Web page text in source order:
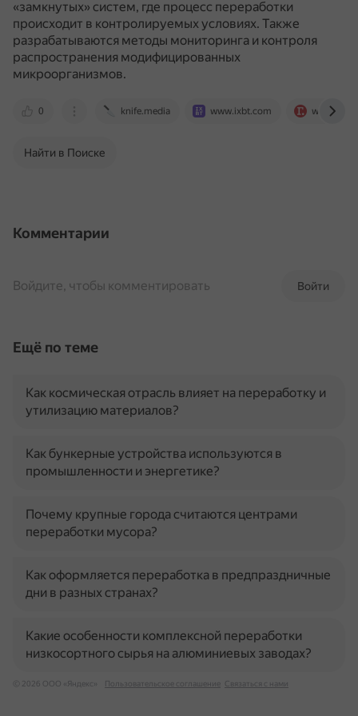
«замкнутых» систем, где процесс переработки
происходит в контролируемых условиях. Также
разрабатываются методы мониторинга и контроля
распространения модифицированных
микроорганизмов.
0 knife.media www.ixbt.com
Найти в Поиске
Комментарии
Войти
Войдите, чтобы комментировать
Ещё по теме
Как космическая отрасль влияет на переработку и
утилизацию материалов?
Как бункерные устройства используются в
промышленности и энергетике?
Почему крупные города считаются центрами
переработки мусора?
Как оформляется переработка в предпраздничные
дни в разных странах?
Какие особенности комплексной переработки
низкосортного сырья на алюминиевых заводах?
© 2026 ООО «Яндекс» Пользовательское соглашение Связаться с нами